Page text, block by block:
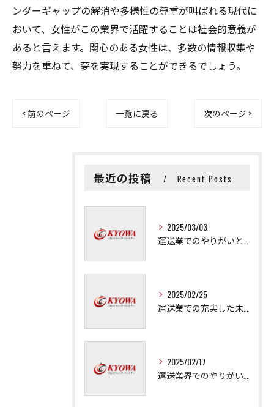
ンダーギャップの解消や多様性の尊重が叫ばれる現代に
おいて、女性がこの業界で活躍することは社会的意義が
あると言えます。関心のある女性は、多数の情報収集や
努力を重ねて、夢を実現することができるでしょう。
< 前のページ 一覧に戻る 次のページ >
最近の投稿 Recent Posts
2025/03/03
2025/02/25
2025/02/17